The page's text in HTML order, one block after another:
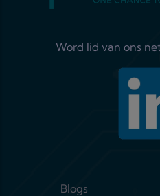
Word lid van ons
Footer menu 1
Blogs